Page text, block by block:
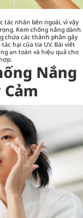
tác nhân bên ngoài, vì vậy
Kem chống nắng dành
chứa các thành phần gây
hại của tia UV. Bài viết
an toàn và hiệu quả cho
Nắng